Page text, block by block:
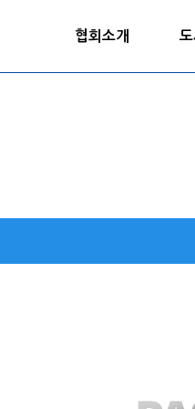
협회소개